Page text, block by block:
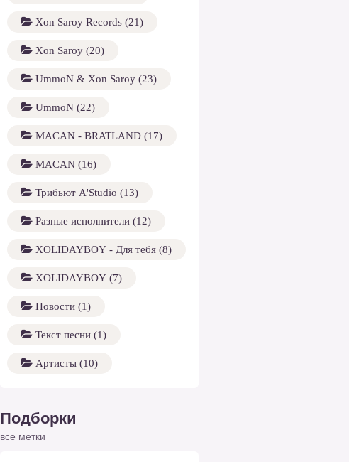
Xon Saroy Records (21)
Xon Saroy (20)
UmmoN & Xon Saroy (23)
UmmoN (22)
MACAN - BRATLAND (17)
MACAN (16)
Трибьют A'Studio (13)
Разные исполнители (12)
XOLIDAYBOY - Для тебя (8)
XOLIDAYBOY (7)
Новости (1)
Текст песни (1)
Артисты (10)
Подборки
все метки